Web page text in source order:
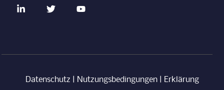
Datenschutz Nutzungsbedingungen| Erklärung